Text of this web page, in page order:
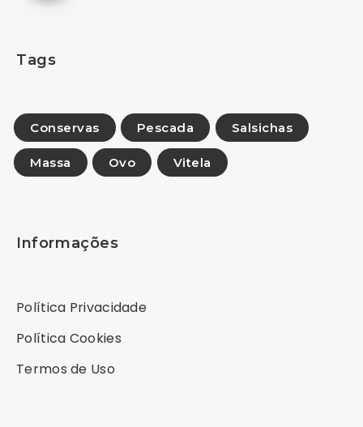
Tags
Conservas Pescada Salsichas
Massa Ovo Vitela
Informações
Política Privacidade
Política Cookies
Termos de Uso